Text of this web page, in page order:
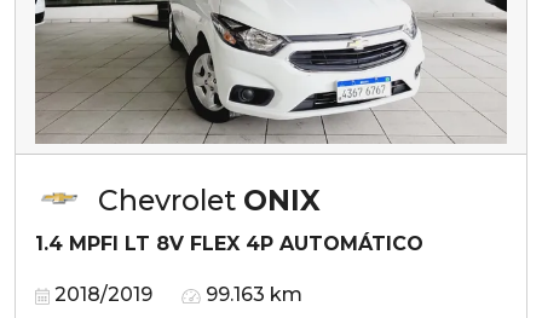
Chevrolet ONIX
1.4 MPFI LT 8V FLEX 4P AUTOMÁTICO
2018/2019 99.163 km